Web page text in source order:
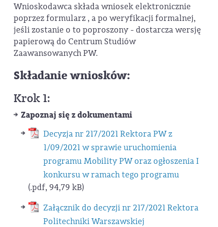
Wnioskodawca składa wniosek elektronicznie
poprzez formularz , a po weryfikacji formalnej,
jeśli zostanie o to poproszony - dostarcza wersję
papierową do Centrum Studiów
Zaawansowanych PW.
Składanie wniosków:
Krok 1:
Zapoznaj się z dokumentami
Decyzja nr 217/2021 Rektora PW z
1/09/2021 w sprawie uruchomienia
programu Mobility PW oraz ogłoszenia I
konkursu w ramach tego programu
(.pdf, 94,79 kB)
Załącznik do decyzji nr 217/2021 Rektora
Politechniki Warszawskiej